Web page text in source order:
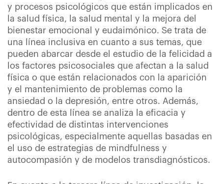
y procesos psicológicos que están implicados en
la salud física, la salud mental y la mejora del
bienestar emocional y eudaimónico. Se trata de
una línea inclusiva en cuanto a sus temas, que
pueden abarcar desde el estudio de la felicidad a
los factores psicosociales que afectan a la salud
física o que están relacionados con la aparición
y el mantenimiento de problemas como la
ansiedad o la depresión, entre otros. Además,
dentro de esta línea se analiza la eficacia y
efectividad de distintas intervenciones
psicológicas, especialmente aquellas basadas en
el uso de estrategias de mindfulness y
autocompasión y de modelos transdiagnósticos.